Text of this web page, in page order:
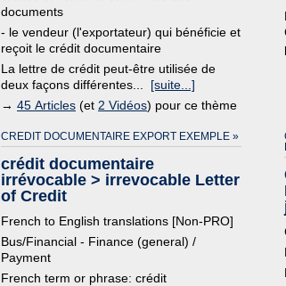
documents
- le vendeur (l'exportateur) qui bénéficie et
reçoit le crédit documentaire
La lettre de crédit peut-être utilisée de
deux façons différentes... [suite...]
→ 45 Articles (et 2 Vidéos) pour ce thème
CREDIT DOCUMENTAIRE EXPORT EXEMPLE »
crédit documentaire
irrévocable > irrevocable Letter
of Credit
French to English translations [Non-PRO]
Bus/Financial - Finance (general) /
Payment
French term or phrase: crédit